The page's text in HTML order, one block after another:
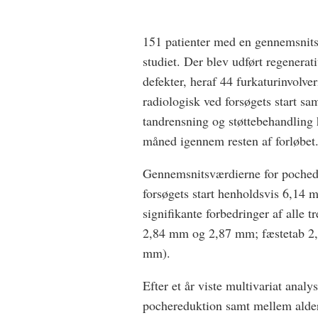
151 patienter med en
studiet. Der blev udført
defekter, heraf 44
radiologisk ved forsøgets start
tandrensning og
måned igennem resten af forløbet.
Gennemsnitsværdierne for
forsøgets start henholdsvis 6,14
signifikante forbedringer af alle
2,84 mm og 2,87 mm; fæstetab
mm).
Efter et år viste multivariat
pochereduktion samt mellem